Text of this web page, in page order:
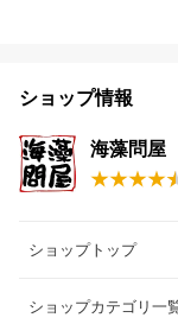
ショップ情報
海藻問屋
ショップトップ
ショップカテゴリ一